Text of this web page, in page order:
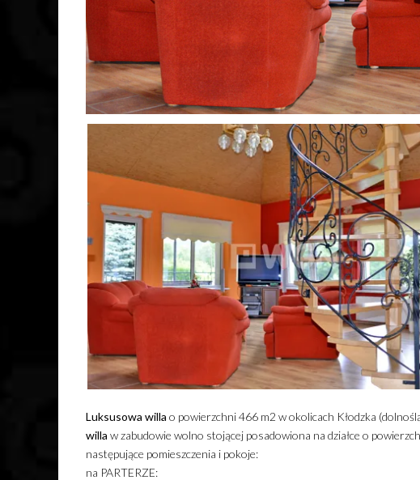
Luksusowa willa o powierzchni 466 m2 w okolicach Kłodzka
willa w zabudowie wolno stojącej posadowiona na działce o
następujące pomieszczenia i pokoje:
na PARTERZE: